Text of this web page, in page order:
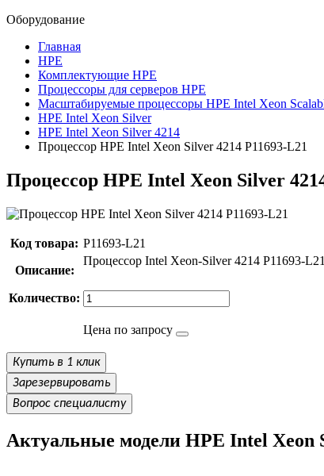
Оборудование
Главная
HPE
Комплектующие HPE
Процессоры для серверов HPE
Масштабируемые процессоры HPE Intel Xeon
HPE Intel Xeon Silver
HPE Intel Xeon Silver 4214
Процессор HPE Intel Xeon Silver 4214 P11693-L21
Процессор HPE Intel Xeon Silver
Код товара: P11693-L21
Описание:
Процессор Intel Xeon-Silver 4214 P11693-
Количество:
Цена по запросу
Купить в 1 клик
Зарезервировать
Вопрос специалисту
Актуальные модели HPE Intel Xeon